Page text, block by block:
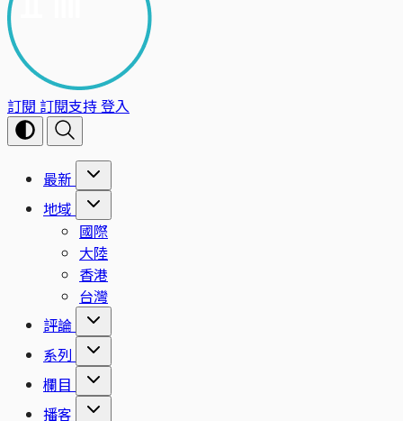
訂閱 訂閱支持登入
最新
地域
國際
大陸
香港
台灣
評論
系列
欄目
播客